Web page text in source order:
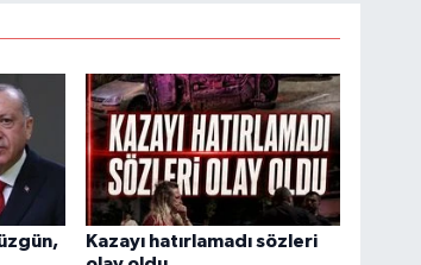
Kazayı hatırlamadı sözleri